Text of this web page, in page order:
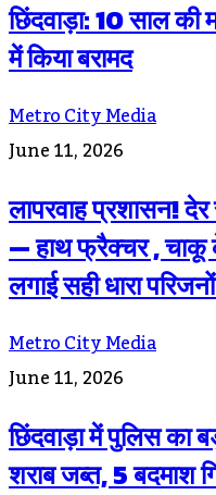
छिंदवाड़ा: 10 साल
में किया बरामद
Metro City Media
June 11, 2026
लापरवाह प्रशासन!
— हाथ फ्रैक्चर , चाकू
लगाई सही धारा
Metro City Media
June 11, 2026
छिंदवाड़ा में पुलिस
शराब जब्त, 5 बदमाश